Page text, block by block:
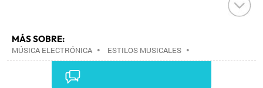
MÁS SOBRE:
MÚSICA ELECTRÓNICA • ESTILOS MUSICALES •
•